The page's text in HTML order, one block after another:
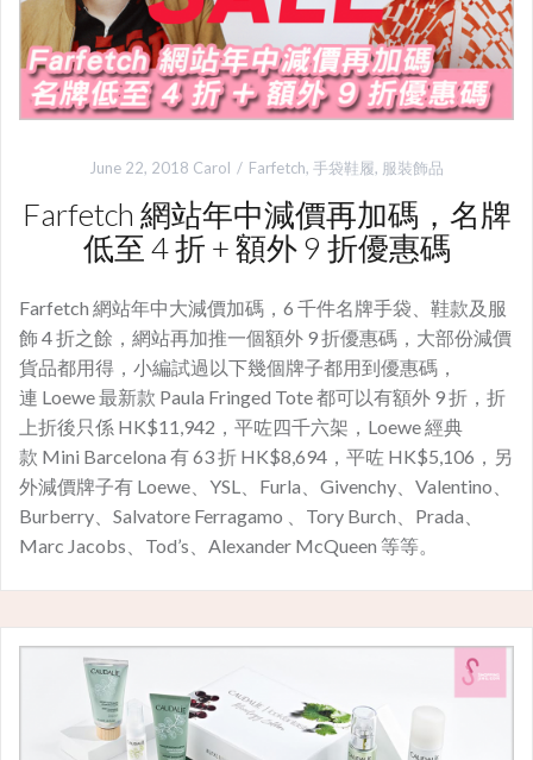
June 22, 2018 Carol Farfetch, 手袋鞋履, 服裝飾品
Farfetch 網站年中減價再加碼，名牌
低至 4 折 + 額外 9 折優惠碼
Farfetch 網站年中大減價加碼，6 千件名牌手袋、鞋款及服
飾 4 折之餘，網站再加推一個額外 9 折優惠碼，大部份減價
貨品都用得，小編試過以下幾個牌子都用到優惠碼，
連 Loewe 最新款 Paula Fringed Tote 都可以有額外 9 折，折
上折後只係 HK$11,942，平咗四千六架，Loewe 經典
款 Mini Barcelona 有 63 折 HK$8,694，平咗 HK$5,106，另
外減價牌子有 Loewe、YSL、Furla、Givenchy、Valentino、
Burberry、Salvatore Ferragamo 、Tory Burch、Prada、
Marc Jacobs、Tod’s、Alexander McQueen 等等。